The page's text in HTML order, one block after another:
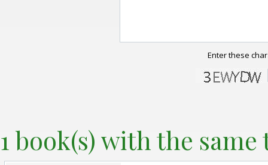
Enter these
1 book(s) with the